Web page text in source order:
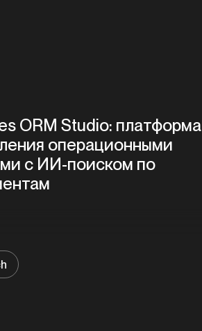
ORM Studio: платформа
операционными
с ИИ-поиском по